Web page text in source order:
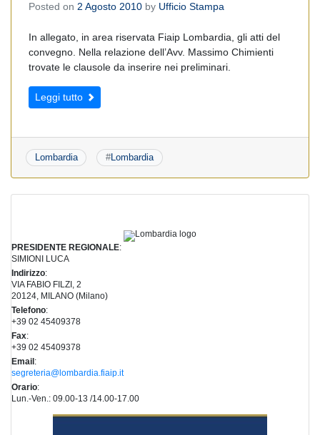
Posted on 2 Agosto 2010 by Ufficio Stampa
In allegato, in area riservata Fiaip Lombardia, gli atti del
convegno. Nella relazione dell’Avv. Massimo Chimienti
trovate le clausole da inserire nei preliminari.
Leggi tutto
Lombardia #Lombardia
PRESIDENTE REGIONALE:
SIMIONI LUCA
Indirizzo:
VIA FABIO FILZI, 2
20124, MILANO (Milano)
Telefono:
+39 02 45409378
Fax:
+39 02 45409378
Email:
segreteria@lombardia.fiaip.it
Orario:
Lun.-Ven.: 09.00-13 /14.00-17.00